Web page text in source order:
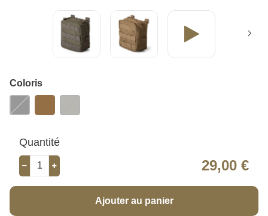
Coloris
Quantité
29,00 €
Ajouter au panier